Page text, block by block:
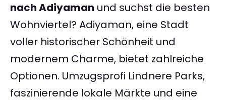
nach Adiyaman und suchst die besten
Wohnviertel? Adiyaman, eine Stadt
voller historischer Schönheit und
modernem Charme, bietet zahlreiche
Optionen. Umzugsprofi Lindnere Parks,
faszinierende lokale Märkte und eine